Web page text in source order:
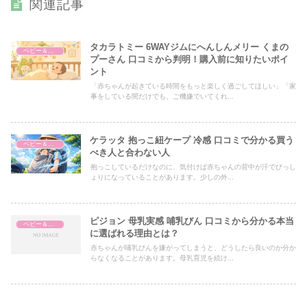
関連記事
タカラトミー 6WAYジムにへんしんメリー くまの
プーさん 口コミから判明！購入前に知りたいポイ
ント
「赤ちゃんが起きている時間をもっと楽しく過ごしてほしい」「家
事をしている間だけでも、ご機嫌でいてくれ...
ケラッタ 抱っこ紐ケープ 冷感 口コミで分かる買う
べき人と合わない人
抱っこしているだけなのに、気付けば赤ちゃんの背中が汗でびっし
ょりになっていることがあります。少しの外...
ベビー＆マタニティ
ピジョン 母乳実感 哺乳びん 口コミから分かる本当
に選ばれる理由とは？
赤ちゃんが哺乳びんを嫌がってしまうと、どうしたら良いのか分か
らなくなることがあります。母乳育児を続け...